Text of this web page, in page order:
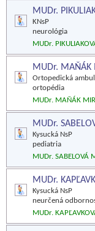
MUDr.
KNsP
neurológia
MUDr.
MUDr. MAŇÁK
Ortopedická
ortopédia
MUDr. MAŇÁK
MUDr.
Kysucká NsP
pediatria
MUDr. SABELOVÁ
MUDr.
Kysucká NsP
neurčená
MUDr.